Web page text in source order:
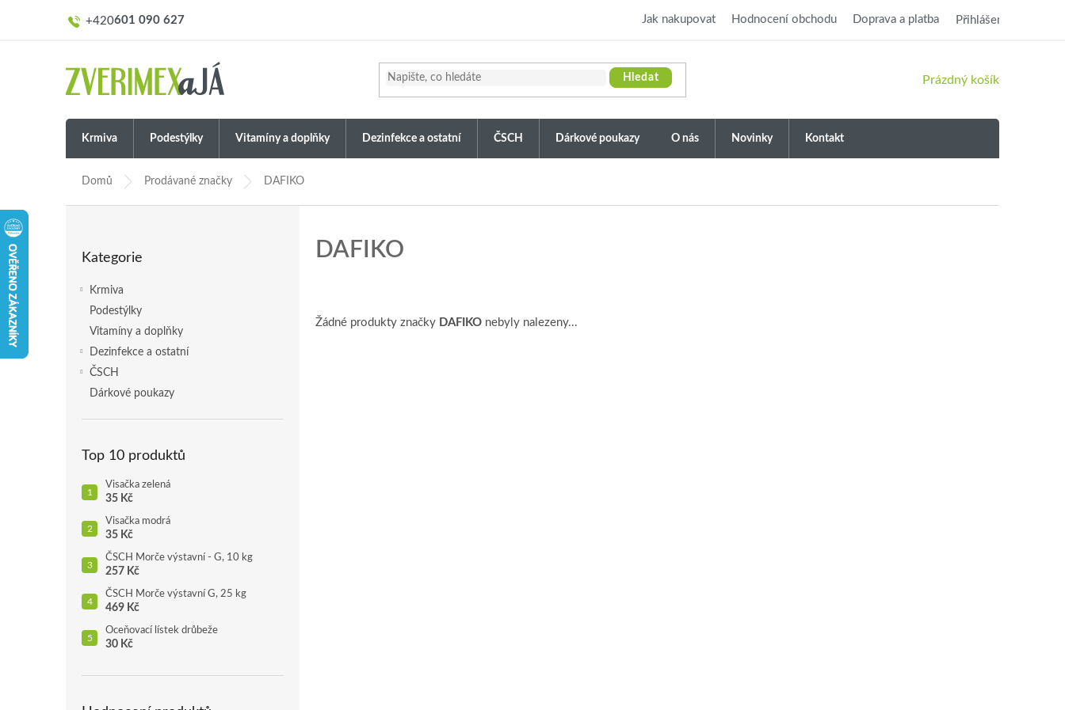
601 090 627 Jak nakupovat Hodnocení obchodu Doprava a platba Přihlášení
Hledat
NÁKUPNÍ
Prázdný košík
Krmiva Podestýlky Vitamíny a doplňky Dezinfekce a ostatní ČSCH Dárkové poukazy O nás Novinky Kontakt
Domů Prodávané značky DAFIKO
kategorie
Kategorie
Krmiva
Podestýlky
Vitamíny a doplňky
Dezinfekce a ostatní
ČSCH
Dárkové poukazy
Top 10 produktů
Visačka zelená
35 Kč
Visačka modrá
35 Kč
ČSCH Morče výstavní - G, 10 kg
257 Kč
ČSCH Morče výstavní G, 25 kg
469 Kč
Oceňovací lístek drůbeže
30 Kč
DAFIKO
Žádné produkty značky DAFIKO nebyly nalezeny...